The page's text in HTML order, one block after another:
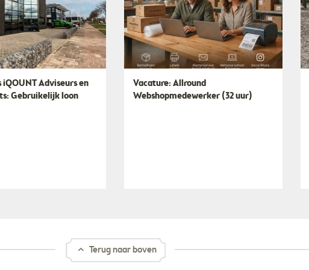
Adviseurs en
Gebruikelijk loon
Vacature: Allround
Webshopmedewerker (32 uur)
Terug naar boven